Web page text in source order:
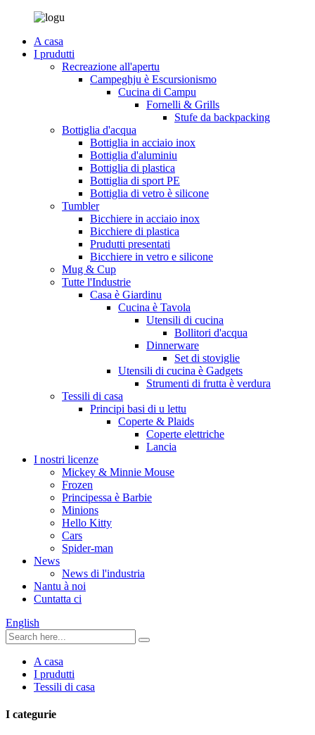
A casa
I prudutti
Recreazione all'apertu
Campeghju è Escursionismo
Cucina di Campu
Fornelli & Grills
Stufe da backpacking
Bottiglia d'acqua
Bottiglia in acciaio inox
Bottiglia d'aluminiu
Bottiglia di plastica
Bottiglia di sport PE
Bottiglia di vetro è silicone
Tumbler
Bicchiere in acciaio inox
Bicchiere di plastica
Prudutti presentati
Bicchiere in vetro e silicone
Mug & Cup
Tutte l'Industrie
Casa è Giardinu
Cucina è Tavola
Utensili di cucina
Bollitori d'acqua
Dinnerware
Set di stoviglie
Utensili di cucina è Gadgets
Strumenti di frutta è verdura
Tessili di casa
Principi basi di u lettu
Coperte & Plaids
Coperte elettriche
Lancia
I nostri licenze
Mickey & Minnie Mouse
Frozen
Principessa è Barbie
Minions
Hello Kitty
Cars
Spider-man
News
News di l'industria
Nantu à noi
Cuntatta ci
English
A casa
I prudutti
Tessili di casa
I categurie